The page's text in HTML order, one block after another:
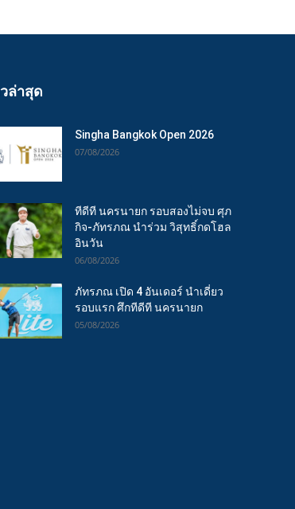
ล่าสุด
Singha Bangkok Open 2026
07/08/2026
ทีดีที นครนายก รอบสองไม่จบ ศุภ
กิจ-ภัทรภณ นำร่วม วิสุทธิ์กดโฮล
อินวัน
06/08/2026
ภัทรภณ เปิด 4 อันเดอร์ นำเดี่ยว
รอบแรก ศึกทีดีที นครนายก
05/08/2026